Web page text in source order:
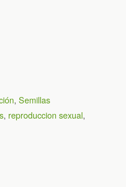
, Semillas
, reproduccion sexual,